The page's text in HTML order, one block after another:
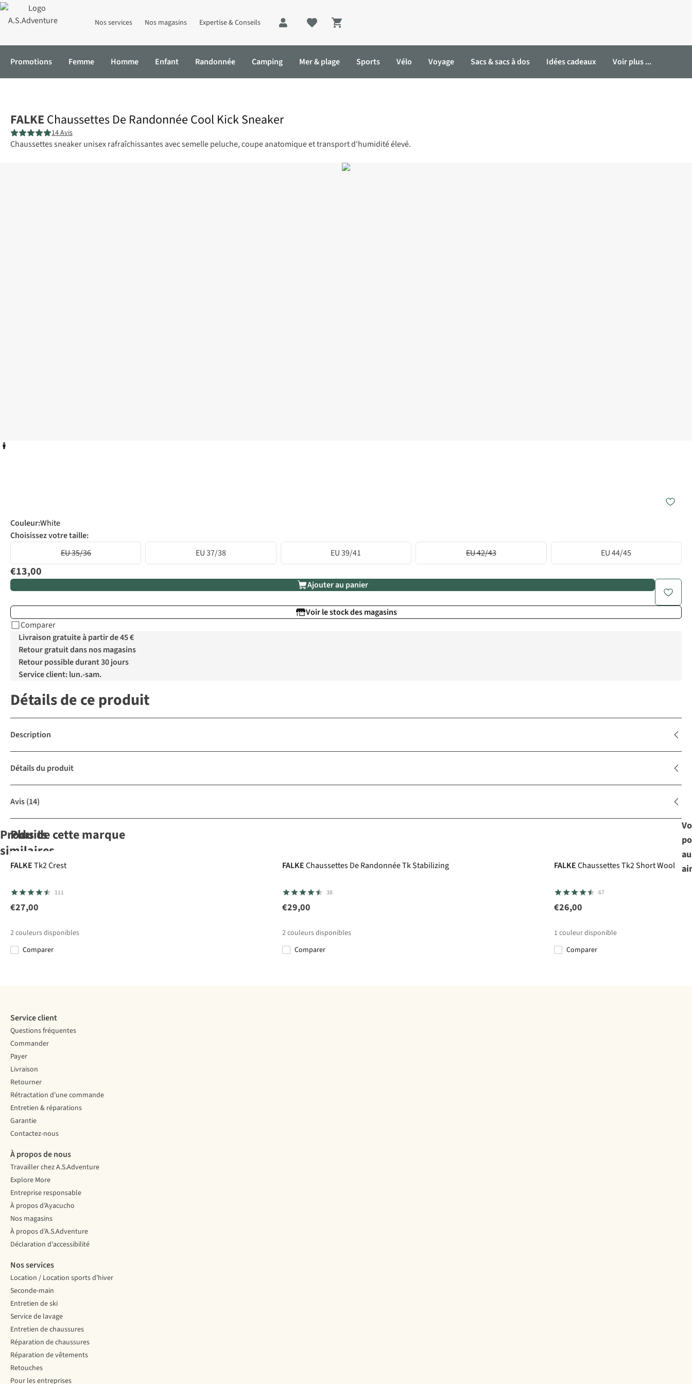
Nos services Nos magasins Expertise & Conseils
Shopping cart
Promotions Femme Homme Enfant Randonnée Camping Mer & plage Sports Vélo Voyage Sacs & sacs à dos Idées cadeaux Voir plus ...
FALKE Chaussettes De Randonnée Cool Kick Sneaker
14 Avis
Chaussettes sneaker unisex rafraîchissantes avec semelle peluche, coupe anatomique et transport d'humidité élevé.
Couleur:White
Choisissez votre taille:
EU 35/36
EU 37/38 EU 39/41 EU 42/43 EU 44/45
€13,00
Ajouter au panier
Voir le stock des magasins
Comparer
Livraison gratuite à partir de 45 €
Retour gratuit dans nos magasins
Retour possible durant 30 jours
Service client: lun.-sam.
Détails de ce produit
Description
Détails du produit
Avis(14)
Produits
similaires
Chaussettes
Happy Hiker
Socks
Chaussettes
De
Bjerg Socks
Chaussettes
De
Bjerg Socks
Chaussettes
De
Bamboo Lo M
Plus de cette marque
FALKETk2 Crest
111
€27,00
2couleurs disponibles
Comparer
FALKEChaussettes De Randonnée Tk Stabilizing
38
€29,00
2couleurs disponibles
Comparer
FALKEChaussettes Tk2 Short Wool
67
€26,00
1 couleur disponible
Comparer
Service client
Questions fréquentes
Commander
Payer
Livraison
Retourner
Rétractation d'une commande
Entretien & réparations
Garantie
Contactez-nous
À propos de nous
Travailler chez A.S.Adventure
Explore More
Entreprise responsable
À propos d’Ayacucho
Nos magasins
À propos d’A.S.Adventure
Déclaration d'accessibilité
Nos services
Location / Location sports d’hiver
Seconde-main
Entretien de ski
Service de lavage
Entretien de chaussures
Réparation de chaussures
Réparation de vêtements
Retouches
Pour les entreprises